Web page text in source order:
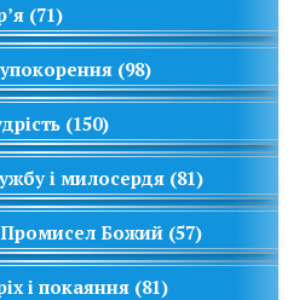
(71)
упокорення (98)
(150)
і милосердя (81)
Промисел Божий (57)
і покаяння (81)